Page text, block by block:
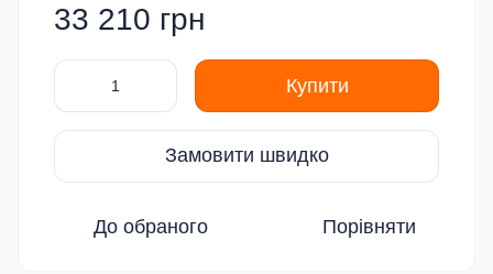
33 210 грн
Купити
Замовити швидко
До обраного Порівняти